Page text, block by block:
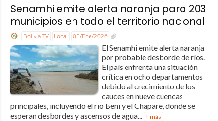
Senamhi emite alerta naranja para 203
municipios en todo el territorio nacional
Bolivia TV Local 05/Ene/2026
El Senamhi emite alerta naranja
por probable desborde de ríos.
El país enfrenta una situación
crítica en ocho departamentos
debido al crecimiento de los
cauces en nueve cuencas
principales, incluyendo el río Beni y el Chapare, donde se
esperan desbordes y ascensos de agua... + más